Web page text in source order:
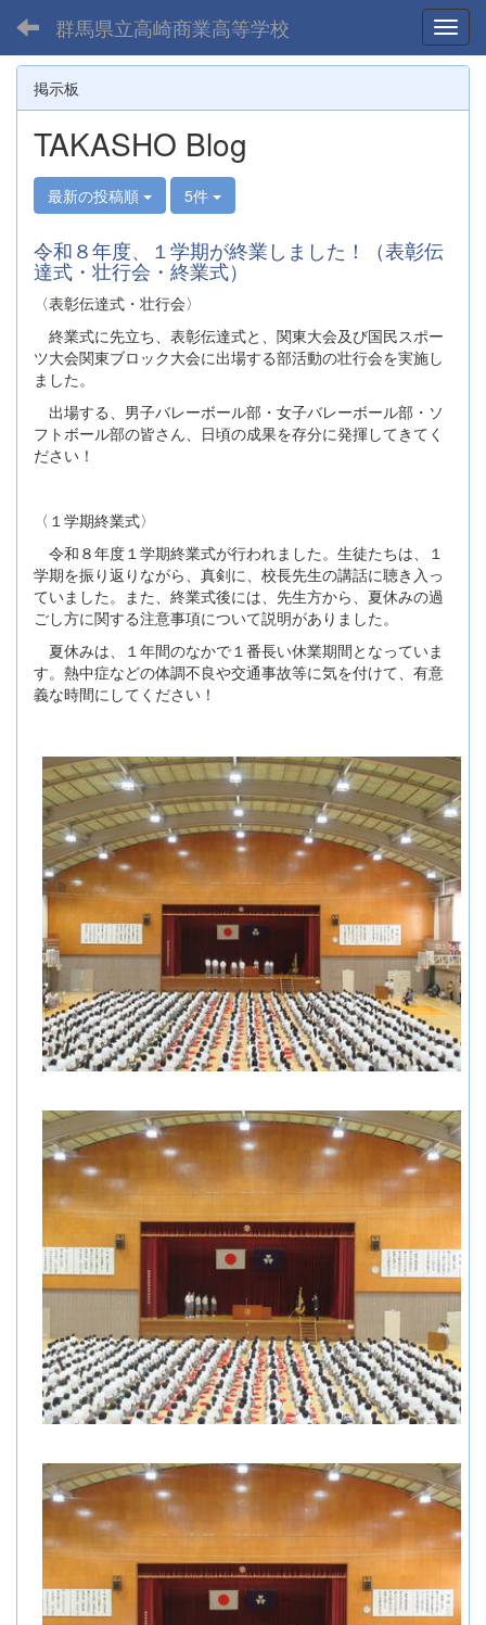
群馬県立高崎商業高等学校
掲示板
TAKASHO Blog
最新の投稿順 5件
令和８年度、１学期が終業しました！（表彰伝
達式・壮行会・終業式）
〈表彰伝達式・壮行会〉
終業式に先立ち、表彰伝達式と、関東大会及び国民スポー
ツ大会関東ブロック大会に出場する部活動の壮行会を実施し
ました。
出場する、男子バレーボール部・女子バレーボール部・ソ
フトボール部の皆さん、日頃の成果を存分に発揮してきてく
ださい！
〈１学期終業式〉
令和８年度１学期終業式が行われました。生徒たちは、１
学期を振り返りながら、真剣に、校長先生の講話に聴き入っ
ていました。また、終業式後には、先生方から、夏休みの過
ごし方に関する注意事項について説明がありました。
夏休みは、１年間のなかで１番長い休業期間となっていま
す。熱中症などの体調不良や交通事故等に気を付けて、有意
義な時間にしてください！